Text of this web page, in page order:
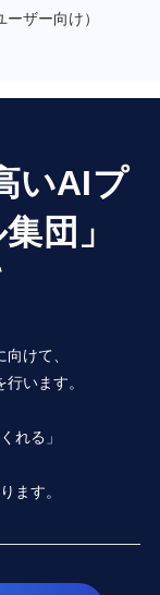
ザー向け）
いAIプ
団」
けて、
います。
れる」
ます。